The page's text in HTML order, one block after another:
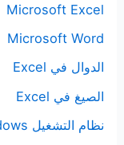
Microsoft Excel
Microsoft Word
الدوال في Excel
الصيغ في Excel
نظام التشغيل Windows